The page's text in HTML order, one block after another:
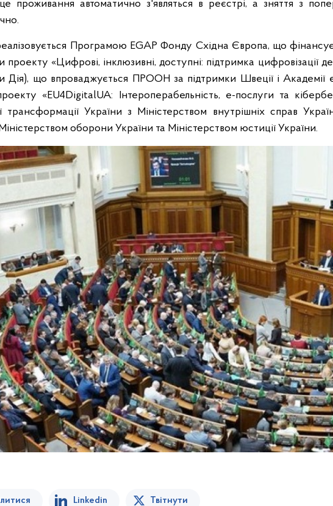
проживання автоматично з'являться в реєстрі, а зняття з
Програмою EGAP Фонду Східна Європа, що
проекту «Цифрові, інклюзивні, доступні: підтримка цифровізації
Дія), що впроваджується ПРООН за підтримки Швеції і Академії
«EU4DigitalUA: Інтероперабельність, е-послуги та
трансформації України з Міністерством внутрішніх справ
оборони України та Міністерством юстиції України.
Linkedin Твітнути